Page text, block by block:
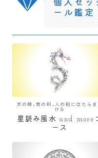
個人セッ
ール鑑定
天の時×地の利×人の和にはたらき
ける
星読み風水 and more
ース